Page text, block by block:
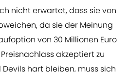
nicht erwartet, dass sie von
da sie der Meinung
von 30 Millionen Euro
akzeptiert zu
Devils hart bleiben, muss sich